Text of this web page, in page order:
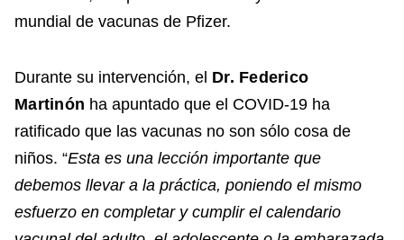
mundial de vacunas de Pfizer.
Durante su intervención, el Dr. Federico
Martinón ha apuntado que el COVID-19 ha
ratificado que las vacunas no son sólo cosa de
niños. “Esta es una lección importante que
debemos llevar a la práctica, poniendo el mismo
esfuerzo en completar y cumplir el calendario